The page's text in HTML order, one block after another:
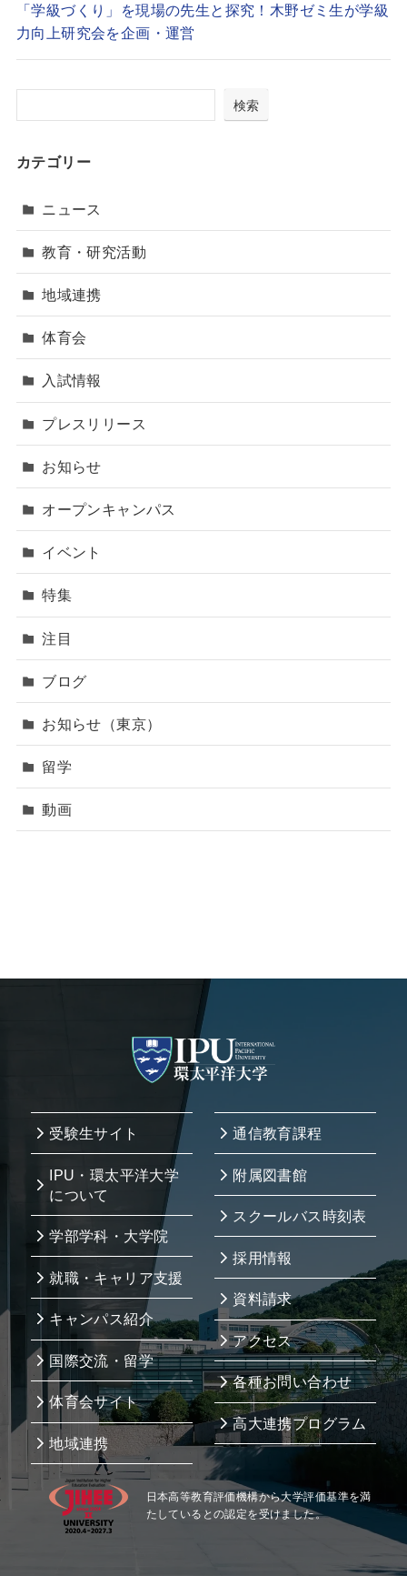
「学級づくり」を現場の先生と探究！木野ゼミ生が学級
力向上研究会を企画・運営
検索
カテゴリー
ニュース
教育・研究活動
地域連携
体育会
入試情報
プレスリリース
お知らせ
オープンキャンパス
イベント
特集
注目
ブログ
お知らせ（東京）
留学
動画
受験生サイト
IPU・環太平洋大学
について
学部学科・大学院
就職・キャリア支援
キャンパス紹介
国際交流・留学
体育会サイト
地域連携
通信教育課程
附属図書館
スクールバス時刻表
採用情報
資料請求
アクセス
各種お問い合わせ
高大連携プログラム
日本高等教育評価機構から大学評価基準を満
たしているとの認定を受けました。